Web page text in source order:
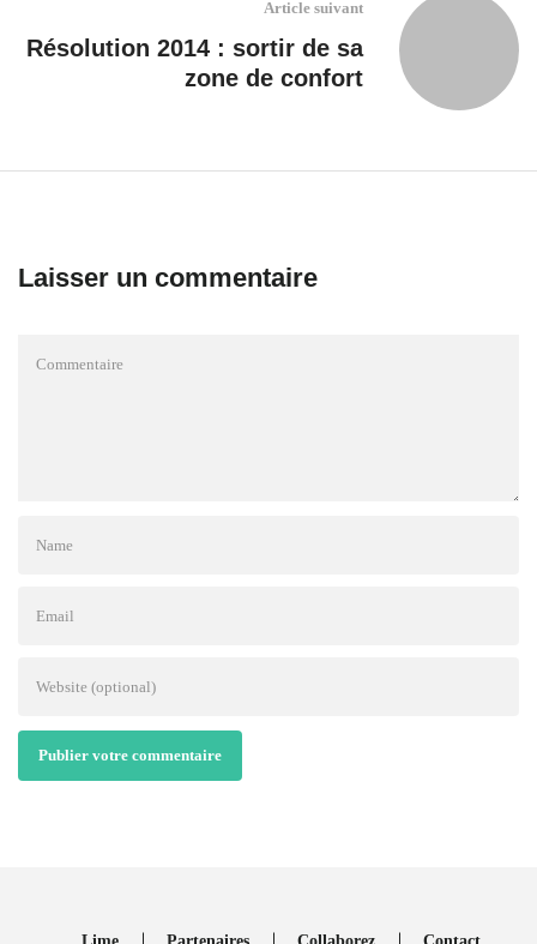
Article suivant
Résolution 2014 : sortir de sa
zone de confort
Laisser un commentaire
Publier votre commentaire